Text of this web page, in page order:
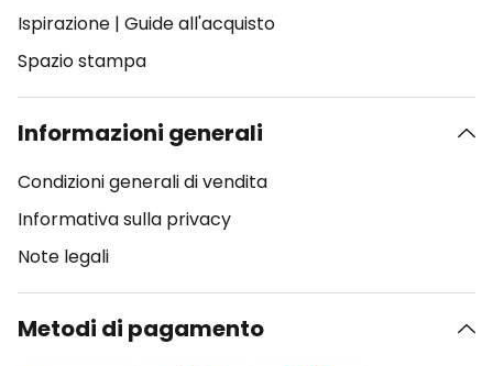
Ispirazione | Guide all'acquisto
Spazio stampa
Informazioni generali
Condizioni generali di vendita
Informativa sulla privacy
Note legali
Metodi di pagamento